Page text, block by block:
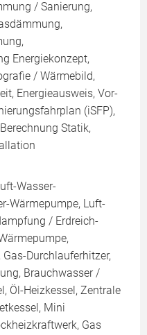
/ Sanierung,
Energiekonzept,
/ Wärmebild,
Energieausweis, Vor-
(iSFP),
Statik,
Wasser-
Wärmepumpe, Luft-
/ Erdreich-
Durchlauferhitzer,
Brauchwasser /
Öl-Heizkessel, Zentrale
Mini
Gas